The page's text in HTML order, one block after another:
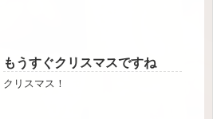
もうすぐクリスマスですね
クリスマス！